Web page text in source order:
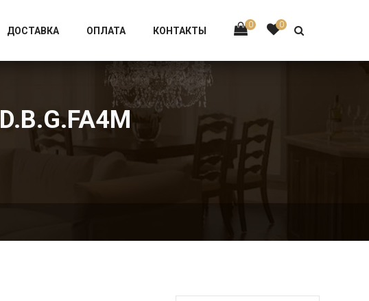
0 0
ДОСТАВКА ОПЛАТА КОНТАКТЫ